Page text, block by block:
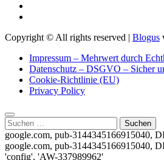
Copyright © All rights reserved | Blogus
Impressum – Mehrwert durch
Datenschutz – DSGVO – Sicher
Cookie-Richtlinie (EU)
Privacy Policy
Suchen
nach:
google.com, pub-3144345166915040,
google.com, pub-3144345166915040,
'config', 'AW-337989962'